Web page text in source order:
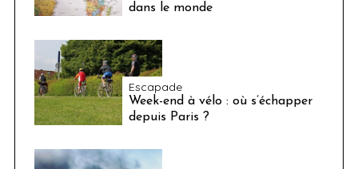
dans le monde
Escapade
Week-end à vélo : où s’échapper
depuis Paris ?